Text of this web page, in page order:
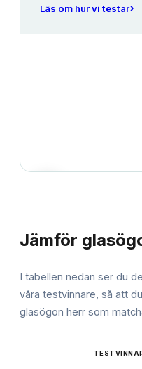
Läs om hur vi testar›
Jämför
I tabellen nedan ser du
våra testvinnare, så att
glasögon herr som